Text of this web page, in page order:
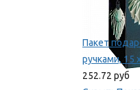
Пакет
ручками, 15
252.72 руб